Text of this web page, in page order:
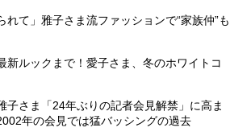
て」雅子さま流ファッションで“家族仲”も
新ルックまで！愛子さま、冬のホワイトコ
子さま「24年ぶりの記者会見解禁」に高ま
年の会見では猛バッシングの過去